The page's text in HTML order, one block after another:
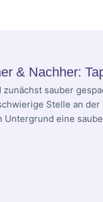
& Nachher:
sauber
Stelle an
Untergrund eine